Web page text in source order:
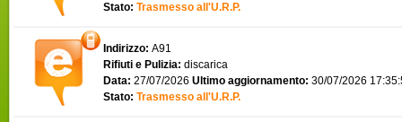
Stato: Trasmesso all'U.R.P.
Indirizzo: A91
Rifiuti e Pulizia: discarica
Data: 27/07/2026 Ultimo aggiornamento: 30/07/2026
Stato: Trasmesso all'U.R.P.